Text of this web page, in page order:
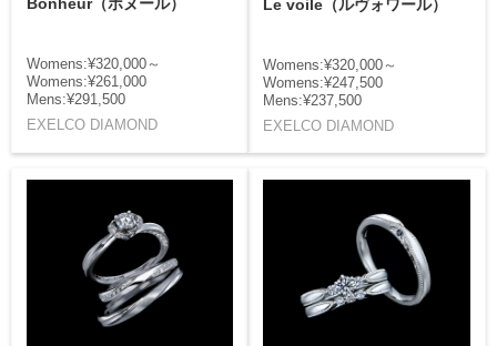
Womens:¥320,000～
Womens:¥261,000
Mens:¥291,500
EXELCO DIAMOND
Le voile（ルヴォワール）
Womens:¥320,000～
Womens:¥247,500
Mens:¥237,500
EXELCO DIAMOND